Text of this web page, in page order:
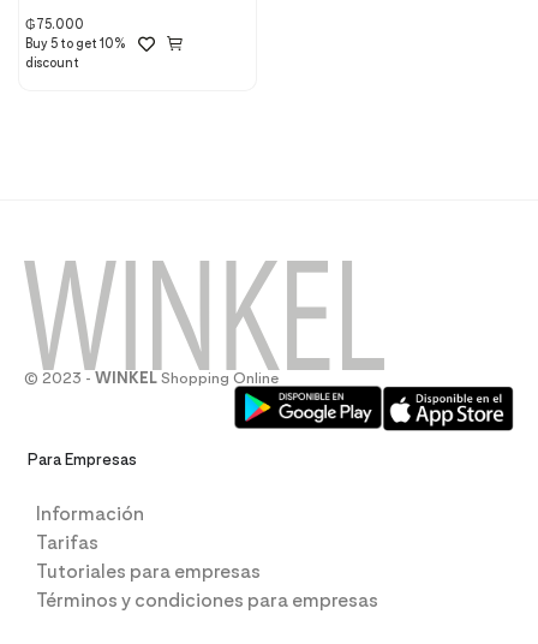
₲75.000
Buy 5 to get 10%
discount
© 2023 - WINKEL Shopping Online
Para Empresas
Información
Tarifas
Tutoriales para empresas
Términos y condiciones para empresas